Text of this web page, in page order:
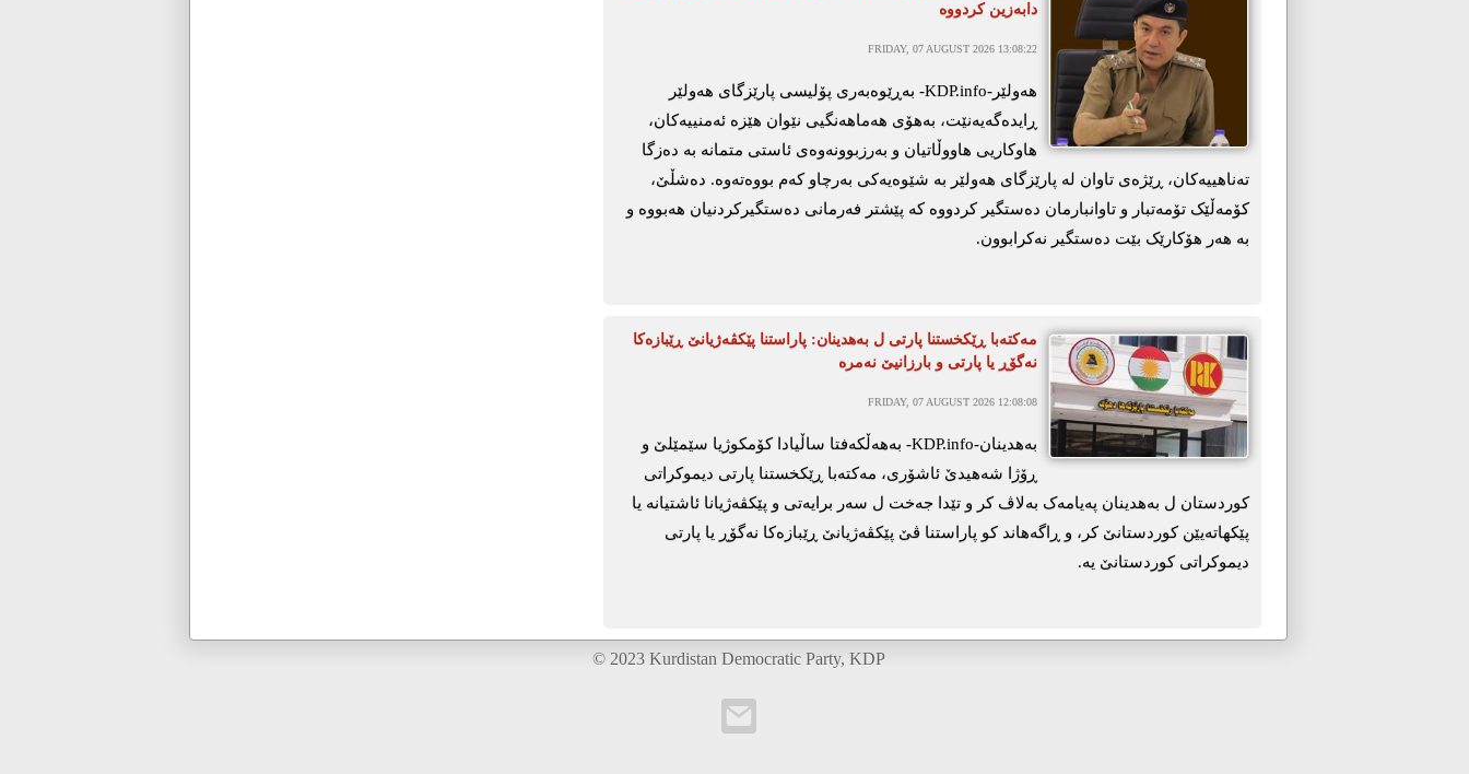
دابەزین کردووە
FRIDAY, 07 AUGUST 2026 13:08:22
هەولێر-KDP.info- بەڕێوەبەری پۆلیسی پارێزگای هەولێر
ڕایدەگەیەنێت، بەهۆی هەماهەنگیی نێوان هێزە ئەمنییەکان،
هاوکاریی هاووڵاتیان و بەرزبوونەوەی ئاستی متمانە بە دەزگا
تەناهییەکان، ڕێژەی تاوان لە پارێزگای هەولێر بە شێوەیەکی بەرچاو کەم بووەتەوە. دەشڵێ،
کۆمەڵێک تۆمەتبار و تاوانبارمان دەستگیر کردووە کە پێشتر فەرمانی دەستگیرکردنیان هەبووە و
بە هەر هۆکارێک بێت دەستگیر نەکرابوون.
مەکتەبا ڕێکخستنا پارتی ل بەهدینان: پاراستنا پێکڤەژیانێ ڕێبازەکا
نەگۆڕ یا پارتی و بارزانیێ نەمرە
FRIDAY, 07 AUGUST 2026 12:08:08
بەهدینان-KDP.info- بەهەڵکەفتا ساڵیادا کۆمکوژیا سێمێلێ و
ڕۆژا شەهیدێ ئاشۆری، مەکتەبا ڕێکخستنا پارتی دیموکراتی
کوردستان ل بەهدینان پەیامەک بەلاڤ کر و تێدا جەخت ل سەر برایەتی و پێکڤەژیانا ئاشتیانە یا
پێکهاتەیێن کوردستانێ کر، و ڕاگەهاند کو پاراستنا ڤێ پێکڤەژیانێ ڕێبازەکا نەگۆڕ یا پارتی
دیموکراتی کوردستانێ یە.
© 2023 Kurdistan Democratic Party, KDP